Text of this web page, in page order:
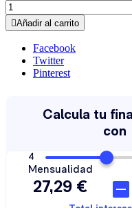
Añadir al carrito
Facebook
Twitter
Pinterest